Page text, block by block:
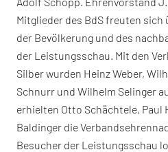
Mitglieder des BdS freuten sich
der Bevölkerung und des
der Leistungsschau. Mit den
Silber wurden Heinz Weber,
Schnurr und Wilhelm Selinger
erhielten Otto Schächtele, Paul
Baldinger die
Besucher der Leistungsschau